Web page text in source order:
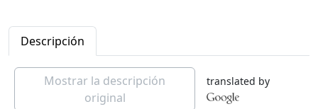
Descripción
Mostrar la descripción
original
translated by